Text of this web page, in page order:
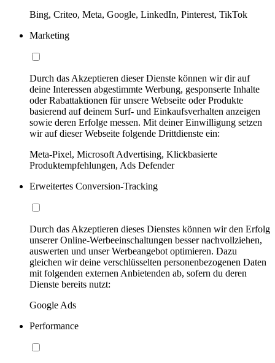
Bing, Criteo, Meta, Google, LinkedIn, Pinterest, TikTok
Marketing
Durch das Akzeptieren dieser Dienste können wir dir auf
deine Interessen abgestimmte Werbung, gesponserte Inhalte
oder Rabattaktionen für unsere Webseite oder Produkte
basierend auf deinem Surf- und Einkaufsverhalten anzeigen
sowie deren Erfolge messen. Mit deiner Einwilligung setzen
wir auf dieser Webseite folgende Drittdienste ein:
Meta-Pixel, Microsoft Advertising, Klickbasierte
Produktempfehlungen, Ads Defender
Erweitertes Conversion-Tracking
Durch das Akzeptieren dieses Dienstes können wir den Erfolg
unserer Online-Werbeeinschaltungen besser nachvollziehen,
auswerten und unser Werbeangebot optimieren. Dazu
gleichen wir deine verschlüsselten personenbezogenen Daten
mit folgenden externen Anbietenden ab, sofern du deren
Dienste bereits nutzt:
Google Ads
Performance